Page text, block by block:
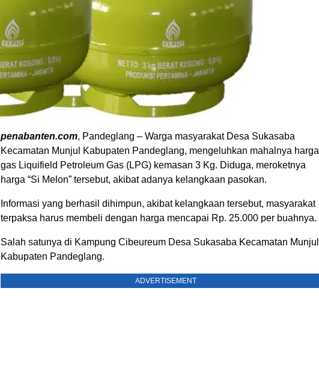
penabanten.com, Pandeglang – Warga masyarakat Desa Sukasaba
Kecamatan Munjul Kabupaten Pandeglang, mengeluhkan mahalnya harga
gas Liquifield Petroleum Gas (LPG) kemasan 3 Kg. Diduga, meroketnya
harga “Si Melon” tersebut, akibat adanya kelangkaan pasokan.
Informasi yang berhasil dihimpun, akibat kelangkaan tersebut, masyarakat
terpaksa harus membeli dengan harga mencapai Rp. 25.000 per buahnya.
Salah satunya di Kampung Cibeureum Desa Sukasaba Kecamatan Munjul
Kabupaten Pandeglang.
ADVERTISEMENT